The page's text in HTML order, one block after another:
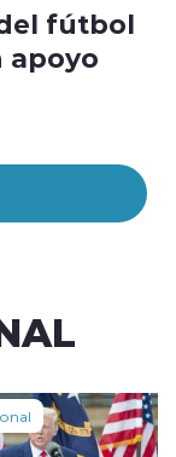
fútbol
apoyo